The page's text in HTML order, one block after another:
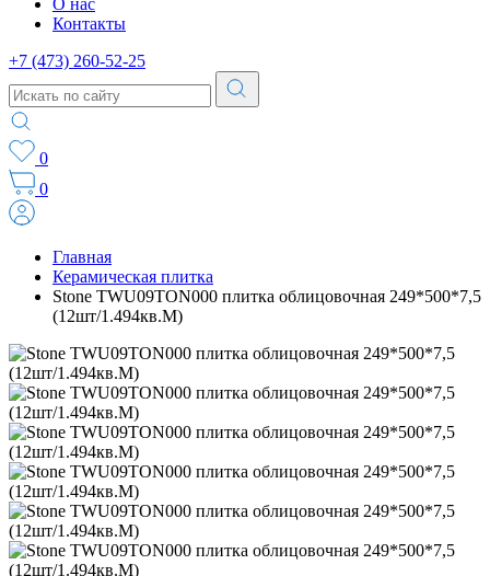
О нас
Контакты
+7 (473) 260-52-25
0
0
Главная
Керамическая плитка
Stone TWU09TON000 плитка облицовочная 249*500*7,5
(12шт/1.494кв.М)